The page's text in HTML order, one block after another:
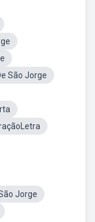
São Jorge
Jorge